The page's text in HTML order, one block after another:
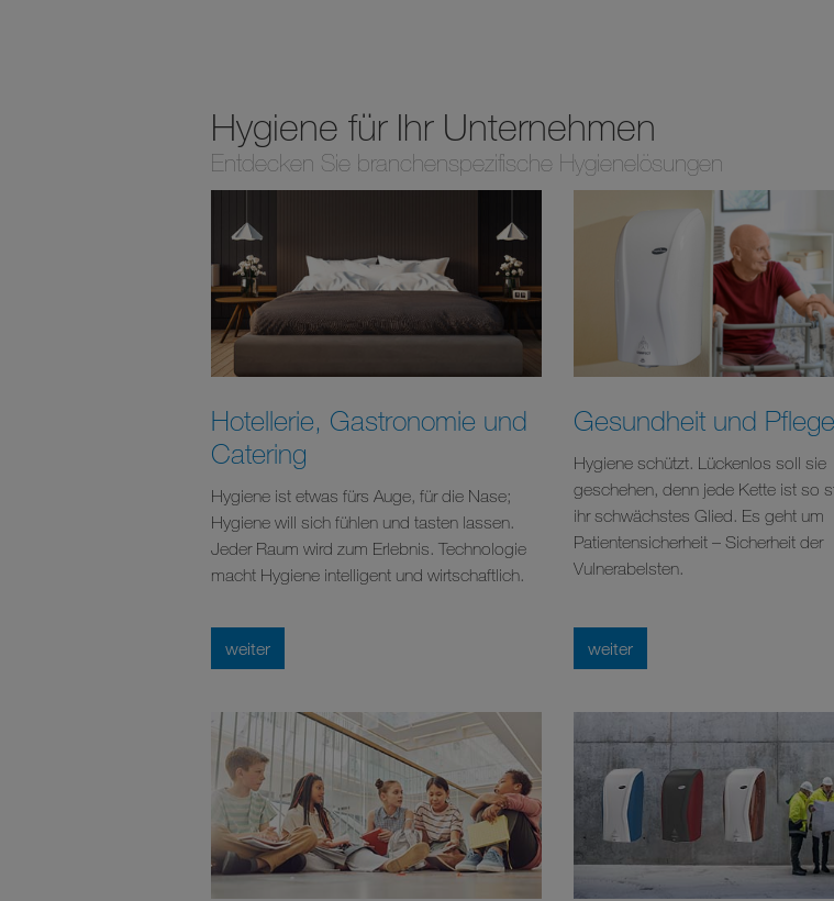
Hygiene für Ihr Unternehmen
Entdecken Sie branchenspezifische Hygienelösungen
Hotellerie, Gastronomie und
Catering
Hygiene ist etwas fürs Auge, für die Nase;
Hygiene will sich fühlen und tasten lassen.
Jeder Raum wird zum Erlebnis. Technologie
macht Hygiene intelligent und wirtschaftlich.
weiter
Gesundheit und Pflege
Hygiene schützt. Lückenlos soll sie
geschehen, denn jede Kette ist so
ihr schwächstes Glied. Es geht um
Patientensicherheit – Sicherheit der
Vulnerabelsten.
weiter